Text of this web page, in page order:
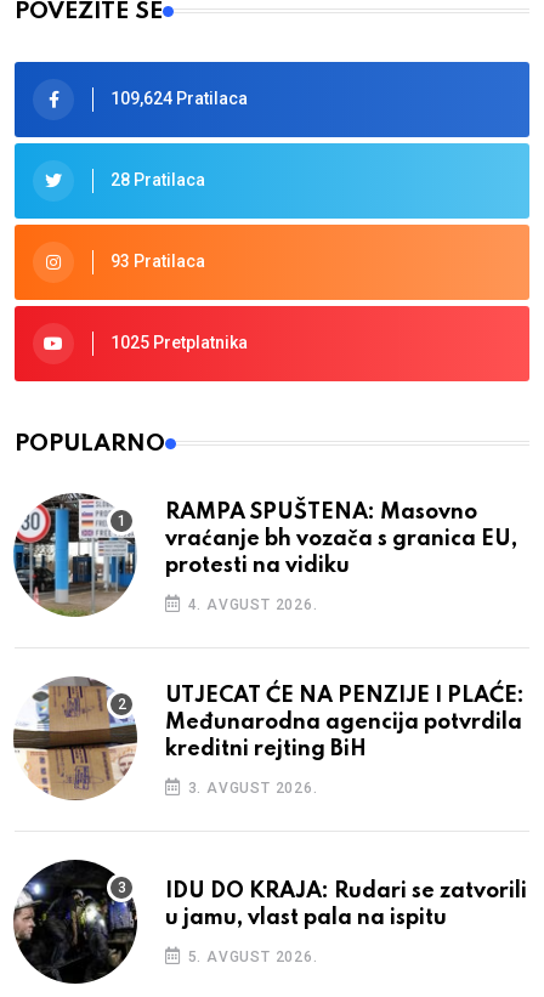
POVEŽITE SE
109,624 Pratilaca
28 Pratilaca
93 Pratilaca
1025 Pretplatnika
POPULARNO
RAMPA SPUŠTENA: Masovno
vraćanje bh vozača s granica EU,
protesti na vidiku
4. AVGUST 2026.
UTJECAT ĆE NA PENZIJE I PLAĆE:
Međunarodna agencija potvrdila
kreditni rejting BiH
3. AVGUST 2026.
IDU DO KRAJA: Rudari se zatvorili
u jamu, vlast pala na ispitu
5. AVGUST 2026.